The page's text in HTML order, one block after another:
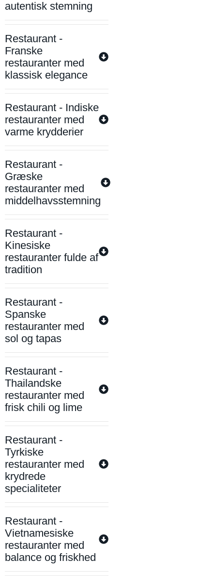
autentisk stemning
Restaurant -
Franske
restauranter med
klassisk elegance
Restaurant - Indiske
restauranter med
varme krydderier
Restaurant -
Græske
restauranter med
middelhavsstemning
Restaurant -
Kinesiske
restauranter fulde af
tradition
Restaurant -
Spanske
restauranter med
sol og tapas
Restaurant -
Thailandske
restauranter med
frisk chili og lime
Restaurant -
Tyrkiske
restauranter med
krydrede
specialiteter
Restaurant -
Vietnamesiske
restauranter med
balance og friskhed